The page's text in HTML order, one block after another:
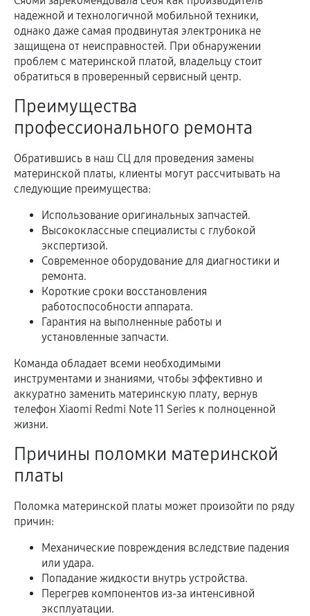
надежной и технологичной мобильной техники,
однако даже самая продвинутая электроника не
защищена от неисправностей. При обнаружении
проблем с материнской платой, владельцу стоит
обратиться в проверенный сервисный центр.
Преимущества
профессионального ремонта
Обратившись в наш СЦ для проведения замены
материнской платы, клиенты могут рассчитывать на
следующие преимущества:
Использование оригинальных запчастей.
Высококлассные специалисты с глубокой
экспертизой.
Современное оборудование для диагностики и
ремонта.
Короткие сроки восстановления
работоспособности аппарата.
Гарантия на выполненные работы и
установленные запчасти.
Команда обладает всеми необходимыми
инструментами и знаниями, чтобы эффективно и
аккуратно заменить материнскую плату, вернув
телефон Xiaomi Redmi Note 11 Series к полноценной
жизни.
Причины поломки материнской
платы
Поломка материнской платы может произойти по ряду
причин:
Механические повреждения вследствие падения
или удара.
Попадание жидкости внутрь устройства.
Перегрев компонентов из-за интенсивной
эксплуатации.